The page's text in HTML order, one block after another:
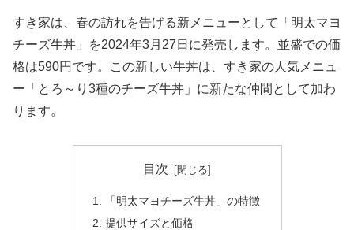
すき家は、春の訪れを告げる新メニューとして「明太マヨ
チーズ牛丼」を2024年3月27日に発売します。並盛での価
格は590円です。この新しい牛丼は、すき家の人気メニュ
ー「とろ～り3種のチーズ牛丼」に新たな仲間として加わ
ります。
目次
「明太マヨチーズ牛丼」の特徴
提供サイズと価格